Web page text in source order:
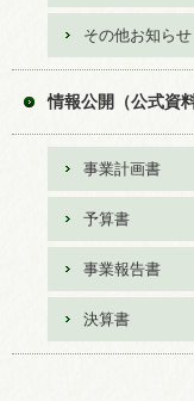
その他お知らせ
情報公開（公式資料
事業計画書
予算書
事業報告書
決算書